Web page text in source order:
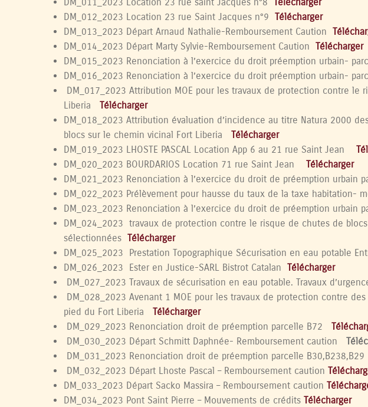
DM_012_2023 Location 23 rue Saint Jacques n°9 Télécharger
DM_013_2023 Départ Arnaud Nathalie-Remboursement Caution
DM_014_2023 Départ Marty Sylvie-Remboursement Caution Télécharger
DM_015_2023 Renonciation à l’exercice du droit préemption urbain-
DM_016_2023 Renonciation à l’exercice du droit préemption urbain-
DM_017_2023 Attribution MOE pour les travaux de protection contre le
Liberia
Télécharger
DM_018_2023 Attribution évaluation d’incidence au titre Natura 2000
blocs sur le chemin vicinal Fort Liberia
Télécharger
DM_019_2023 LHOSTE PASCAL Location App 6 au 21 rue Saint Jean
DM_020_2023 BOURDARIOS Location 71 rue Saint Jean
Télécharger
DM_021_2023 Renonciation à l’exercice du droit de préemption urbain
DM_022_2023 Prélèvement pour hausse du taux de la taxe habitation-
DM_023_2023 Renonciation à l’exercice du droit de préemption urbain
DM_024_2023 travaux de protection contre le risque de chutes de
sélectionnées Télécharger
DM_025_2023 Prestation Topographique Sécurisation en eau potable
DM_026_2023 Ester en Justice-SARL Bistrot Catalan Télécharger
DM_027_2023 Travaux de sécurisation en eau potable. Travaux
DM_028_2023 Avenant 1 MOE pour les travaux de protection contre
pied du Fort Liberia
Télécharger
DM_029_2023 Renonciation droit de préemption parcelle B72
DM_030_2023 Départ Schmitt Daphnée- Remboursement caution
DM_031_2023 Renonciation droit de préemption parcelle B30,B238,B29
DM_032_2023 Départ Lhoste Pascal – Remboursement caution
DM_033_2023 Départ Sacko Massira – Remboursement caution
DM_034_2023 Pont Saint Pierre – Mouvements de crédits Télécharger